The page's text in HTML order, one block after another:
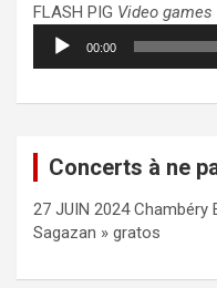
FLASH PIG Video games
Lecteur
audio
00:00
Concerts à ne
27 JUIN 2024 Chambéry
Sagazan » gratos